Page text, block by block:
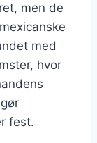
men de
med
hvor
fest.